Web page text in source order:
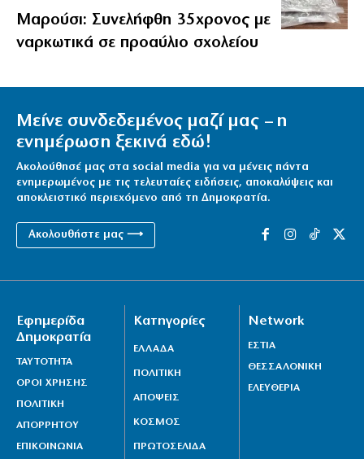
Μαρούσι: Συνελήφθη 35χρονος με
ναρκωτικά σε προαύλιο σχολείου
Μείνε συνδεδεμένος μαζί μας – η
ενημέρωση ξεκινά εδώ!
Ακολούθησέ μας στα social media για να μένεις πάντα
ενημερωμένος με τις τελευταίες ειδήσεις, αποκαλύψεις και
αποκλειστικό περιεχόμενο από τη Δημοκρατία.
Ακολουθήστε μας ⟶
Εφημερίδα
Δημοκρατία
ΤΑΥΤΟΤΗΤΑ
ΟΡΟΙ ΧΡΗΣΗΣ
ΠΟΛΙΤΙΚΗ
ΑΠΟΡΡΗΤΟΥ
ΕΠΙΚΟΙΝΩΝΙΑ
Κατηγορίες
ΕΛΛΑΔΑ
ΠΟΛΙΤΙΚΗ
ΑΠΟΨΕΙΣ
ΚΟΣΜΟΣ
ΠΡΩΤΟΣΕΛΙΔΑ
Network
ΕΣΤΙΑ
ΘΕΣΣΑΛΟΝΙΚΗ
ΕΛΕΥΘΕΡΙΑ